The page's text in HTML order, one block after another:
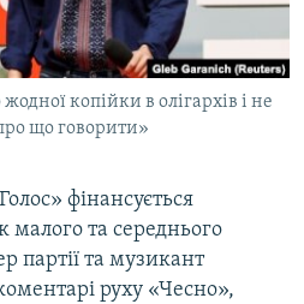
копійки в олігархів і не
що говорити»
фінансується
малого та середнього
партії та музикант
руху «Чесно»,